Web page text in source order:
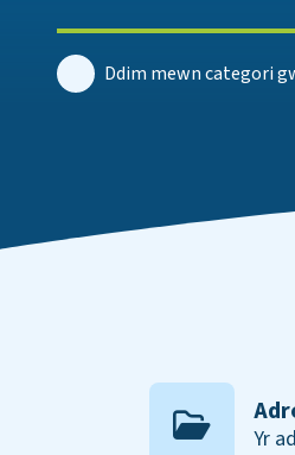
Ddim mewn categori
Yr